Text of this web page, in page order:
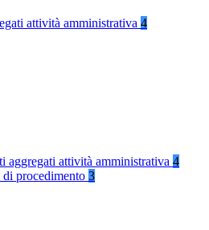
attività amministrativa 4
aggregati attività amministrativa 4
procedimento 3